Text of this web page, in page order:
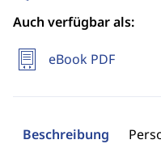
Auch verfügbar als:
eBook PDF
Beschreibung